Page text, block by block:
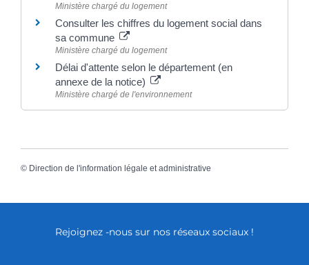
Ministère chargé du logement
Consulter les chiffres du logement social dans
sa commune
Ministère chargé du logement
Délai d'attente selon le département (en
annexe de la notice)
Ministère chargé de l'environnement
© Direction de l'information légale et administrative
Rejoignez -nous sur nos réseaux sociaux !